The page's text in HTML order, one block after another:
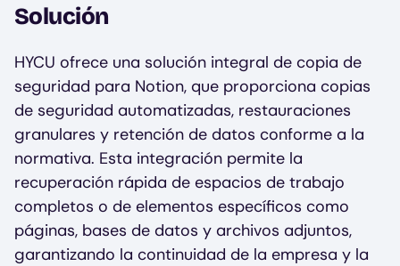
Solución
HYCU ofrece una solución integral de copia de
seguridad para Notion, que proporciona copias
de seguridad automatizadas, restauraciones
granulares y retención de datos conforme a la
normativa. Esta integración permite la
recuperación rápida de espacios de trabajo
completos o de elementos específicos como
páginas, bases de datos y archivos adjuntos,
garantizando la continuidad de la empresa y la